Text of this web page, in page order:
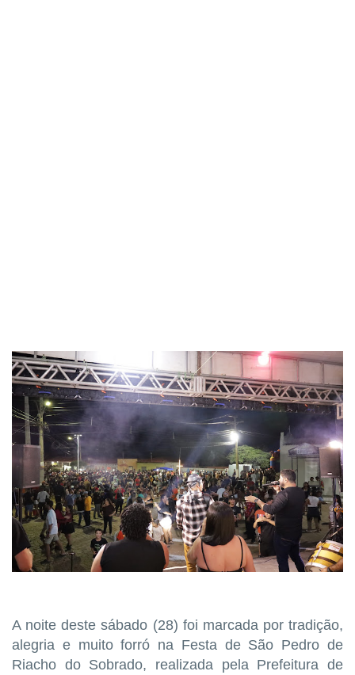
A noite deste sábado (28) foi marcada por tradição,
alegria e muito forró na Festa de São Pedro de
Riacho do Sobrado, realizada pela Prefeitura de